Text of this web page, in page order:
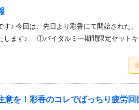
す♪ 今回は、先日より彩香にて開始された、
します♪ ①バイタルミー期間限定セットキ
意を！彩香のコレでばっちり疲労回